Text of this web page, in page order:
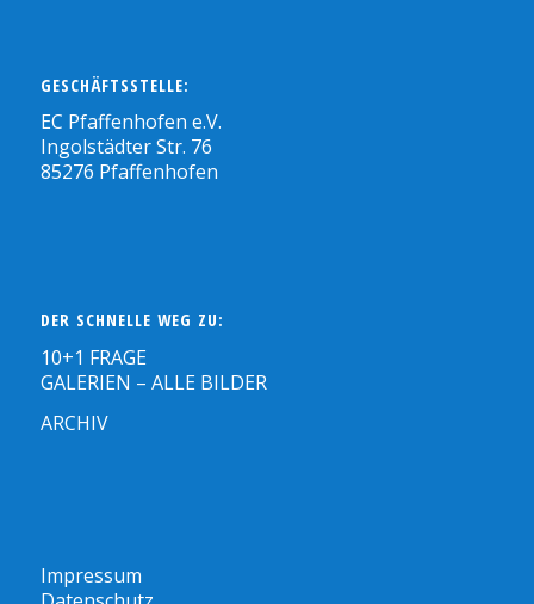
GESCHÄFTSSTELLE:
EC Pfaffenhofen e.V.
Ingolstädter Str. 76
85276 Pfaffenhofen
DER SCHNELLE WEG ZU:
10+1 FRAGE
GALERIEN – ALLE BILDER
ARCHIV
Impressum